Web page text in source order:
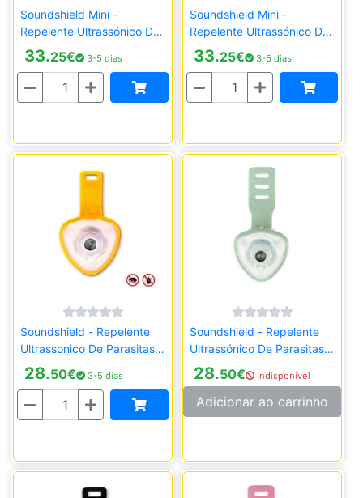
Soundshield Mini -
Repelente Ultrassónico De
Parasitas - Rosa
33.25€ 3-5 dias
Quantidade
Soundshield Mini -
Repelente Ultrassónico De
Parasitas - Verde
33.25€ 3-5 dias
Quantidade
Soundshield - Repelente
Ultrassonico De Parasitas -
Laranja
28.50€ 3-5 dias
Quantidade
Soundshield - Repelente
Ultrassónico De Parasitas -
Verde
28.50€ Indisponível
Adicionar ao carrinho